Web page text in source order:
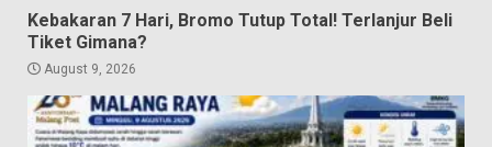
Kebakaran 7 Hari, Bromo Tutup Total! Terlanjur Beli
Tiket Gimana?
August 9, 2026